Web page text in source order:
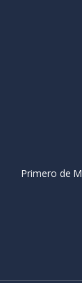
Primero de